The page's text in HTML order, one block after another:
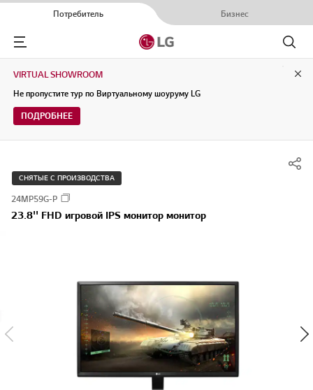
Потребитель Бизнес
Menu
Поиск
VIRTUAL SHOWROOM
Не пропустите тур по Виртуальному шоуруму LG
ПОДРОБНЕЕ
СНЯТЫЕ С ПРОИЗВОДСТВА
24MP59G-P
23.8'' FHD игровой IPS монитор монитор